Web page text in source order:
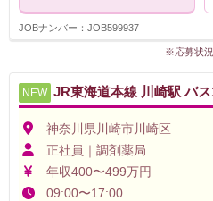
JOBナンバー：JOB599937
※応募状況
NEW JR東海道本線 川崎駅 バ
神奈川県川崎市川崎区
正社員｜調剤薬局
年収400〜499万円
09:00〜17:00